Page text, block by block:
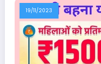
19/11/2023